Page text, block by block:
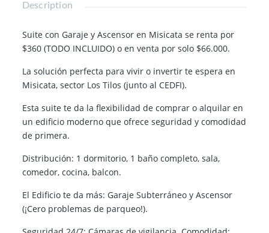
Description
Suite con Garaje y Ascensor en Misicata se renta por
$360 (TODO INCLUIDO) o en venta por solo $66.000.
La solución perfecta para vivir o invertir te espera en
Misicata, sector Los Tilos (junto al CEDFI).
Esta suite te da la flexibilidad de comprar o alquilar en
un edificio moderno que ofrece seguridad y comodidad
de primera.
Distribución: 1 dormitorio, 1 baño completo, sala,
comedor, cocina, balcon.
El Edificio te da más: Garaje Subterráneo y Ascensor
(¡Cero problemas de parqueo!).